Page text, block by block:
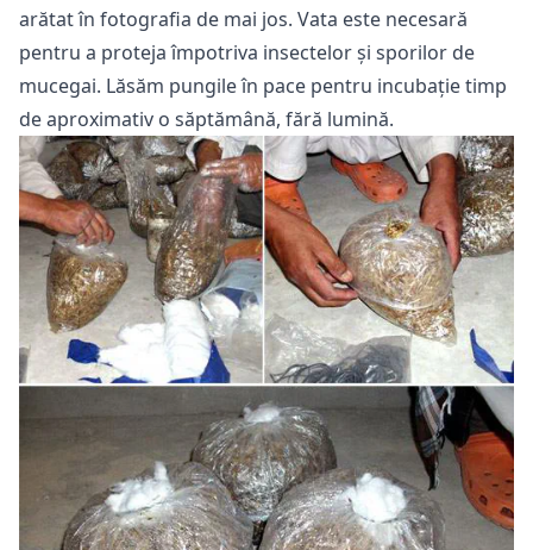
arătat în fotografia de mai jos. Vata este necesară
pentru a proteja împotriva insectelor și sporilor de
mucegai. Lăsăm pungile în pace pentru incubație timp
de aproximativ o săptămână, fără lumină.